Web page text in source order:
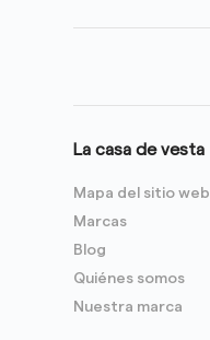
La casa de vesta
Mapa del sitio web
Marcas
Blog
Quiénes somos
Nuestra marca